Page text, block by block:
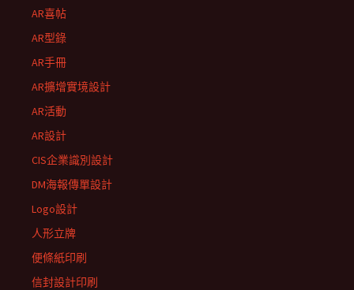
AR喜帖
AR型錄
AR手冊
AR擴增實境設計
AR活動
AR設計
CIS企業識別設計
DM海報傳單設計
Logo設計
人形立牌
便條紙印刷
信封設計印刷